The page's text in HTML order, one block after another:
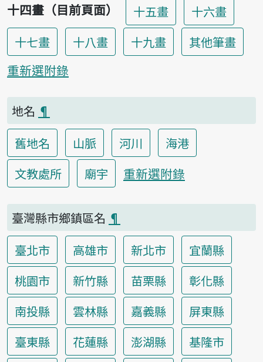
十四畫（目前頁面）
十五畫
十六畫
十七畫
十八畫 十九畫
其他筆畫
重新選附錄
地名 ¶
舊地名
山脈 河川
海港
文教處所
廟宇 重新選附錄
臺灣縣市鄉鎮區名 ¶
臺北市
高雄市 新北市
宜蘭縣
桃園市
新竹縣 苗栗縣
彰化縣
南投縣
雲林縣 嘉義縣
屏東縣
臺東縣
花蓮縣 澎湖縣
基隆市